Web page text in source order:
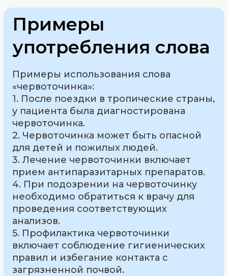
Примеры
употребления слова
Примеры использования слова
«червоточинка»:
1. После поездки в тропические страны,
у пациента была диагностирована
червоточинка.
2. Червоточинка может быть опасной
для детей и пожилых людей.
3. Лечение червоточинки включает
прием антипаразитарных препаратов.
4. При подозрении на червоточинку
необходимо обратиться к врачу для
проведения соответствующих
анализов.
5. Профилактика червоточинки
включает соблюдение гигиенических
правил и избегание контакта с
загрязненной почвой.